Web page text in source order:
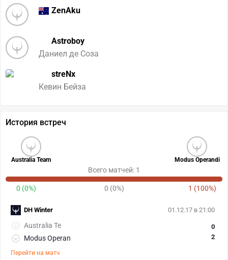
ZenAku
Astroboy
Даниел де Соза
streNx
Кевин Бейза
История встреч
Australia Team Modus Operandi
Всего матчей: 1
0 (0%) 0 (0%) 1 (100%)
01.12.17 в 21:00
Australia Te
Modus Operan
0
2
Перейти на матч
DH Winter